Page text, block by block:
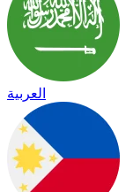
العربية